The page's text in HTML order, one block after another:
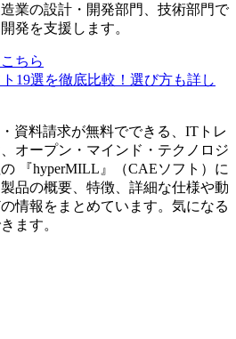
業の設計・開発部門、技術部門で
発を支援します。
ちら
19選を徹底比較！選び方も詳し
資料請求が無料でできる、ITトレ
オープン・マインド・テクノロジ
の 『hyperMILL 』（CAEソフト ）に
品の概要、特徴、詳細な仕様や動
情報をまとめています。気になる
ます。